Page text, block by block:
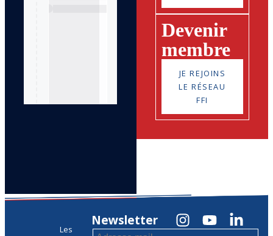
Devenir
membre
JE REJOINS
LE RÉSEAU
FFI
Les
Newsletter